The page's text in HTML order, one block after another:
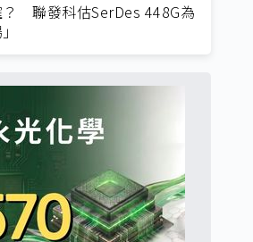
？ 聯發科估SerDes 448G為